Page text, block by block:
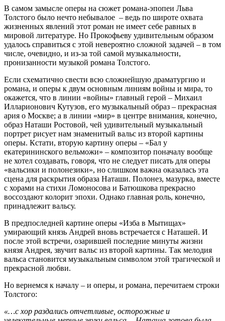
В самом замысле оперы на сюжет романа-эпопеи Льва
Толстого было нечто небывалое – ведь по широте охвата
жизненных явлений этот роман не имеет себе равных в
мировой литературе. Но Прокофьеву удивительным образом
удалось справиться с этой невероятно сложной задачей – в том
числе, очевидно, и из-за той самой музыкальности,
пронизанности музыкой романа Толстого.
Если схематично свести всю сложнейшую драматургию и
романа, и оперы к двум основным линиям войны и мира, то
окажется, что в линии «войны» главный герой – Михаил
Илларионович Кутузов, его музыкальный образ – прекрасная
ария о Москве; а в линии «мир» в центре внимания, конечно,
образ Наташи Ростовой, чей удивительный музыкальный
портрет рисует нам знаменитый вальс из второй картины
оперы. Кстати, вторую картину оперы – «Бал у
екатерининского вельможи» – композитор поначалу вообще
не хотел создавать, говоря, что не следует писать для оперы
«вальсики и полонезики», но слишком важна оказалась эта
сцена для раскрытия образа Наташи. Полонез, мазурка, вместе
с хорами на стихи Ломоносова и Батюшкова прекрасно
воссоздают колорит эпохи. Однако главная роль, конечно,
принадлежит вальсу.
В предпоследней картине оперы «Изба в Мытищах»
умирающий князь Андрей вновь встречается с Наташей. И
после этой встречи, озарившей последние минуты жизни
князя Андрея, звучит вальс из второй картины. Так мелодия
вальса становится музыкальным символом этой трагической и
прекрасной любви.
Но вернемся к началу – и оперы, и романа, перечитаем строки
Толстого:
«…с хор раздались отчетливые, осторожные и